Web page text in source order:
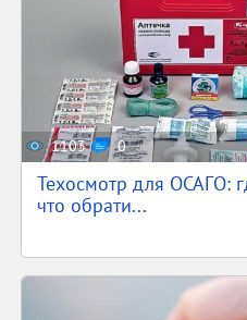
1103 0
Техосмотр для ОСАГО:
что обрати...